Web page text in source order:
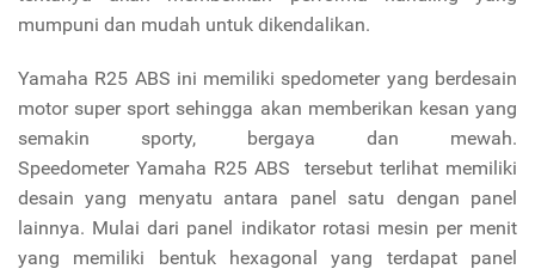
mumpuni dan mudah untuk dikendalikan.
Yamaha R25 ABS ini memiliki spedometer yang berdesain
motor super sport sehingga akan memberikan kesan yang
semakin sporty, bergaya dan mewah.
Speedometer Yamaha R25 ABS tersebut terlihat memiliki
desain yang menyatu antara panel satu dengan panel
lainnya. Mulai dari panel indikator rotasi mesin per menit
yang memiliki bentuk hexagonal yang terdapat panel